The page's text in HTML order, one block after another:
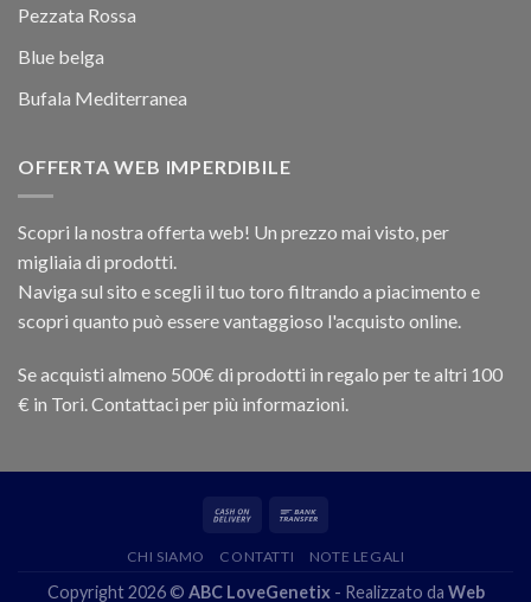
Pezzata Rossa
Blue belga
Bufala Mediterranea
OFFERTA WEB IMPERDIBILE
Scopri la nostra offerta web! Un prezzo mai visto, per
migliaia di prodotti.
Naviga sul sito e scegli il tuo toro filtrando a piacimento e
scopri quanto può essere vantaggioso l'acquisto online.
Se acquisti almeno 500€ di prodotti in regalo per te altri 100
€ in Tori. Contattaci per più informazioni.
CHI SIAMO CONTATTI NOTE LEGALI
Copyright 2026 © ABC LoveGenetix- Realizzato da Web